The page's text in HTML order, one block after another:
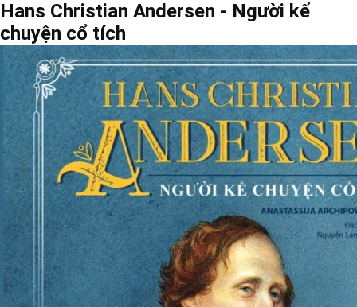
Hans Christian Andersen - Người kể
chuyện cổ tích